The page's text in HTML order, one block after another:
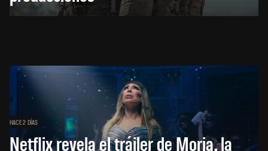
HACE 2 DÍAS
Netflix revela el tráiler de Moria, la